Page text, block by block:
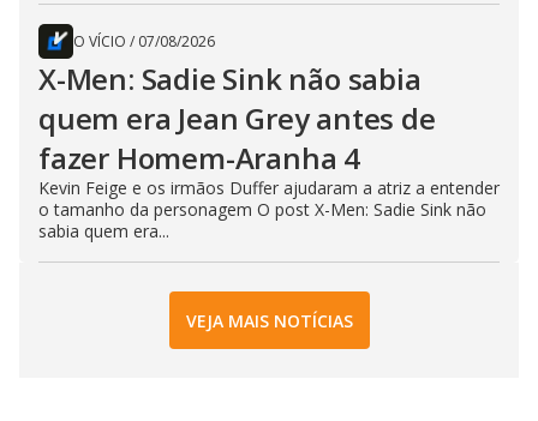
O VÍCIO / 07/08/2026
X-Men: Sadie Sink não sabia
quem era Jean Grey antes de
fazer Homem-Aranha 4
Kevin Feige e os irmãos Duffer ajudaram a atriz a entender
o tamanho da personagem O post X-Men: Sadie Sink não
sabia quem era...
VEJA MAIS NOTÍCIAS